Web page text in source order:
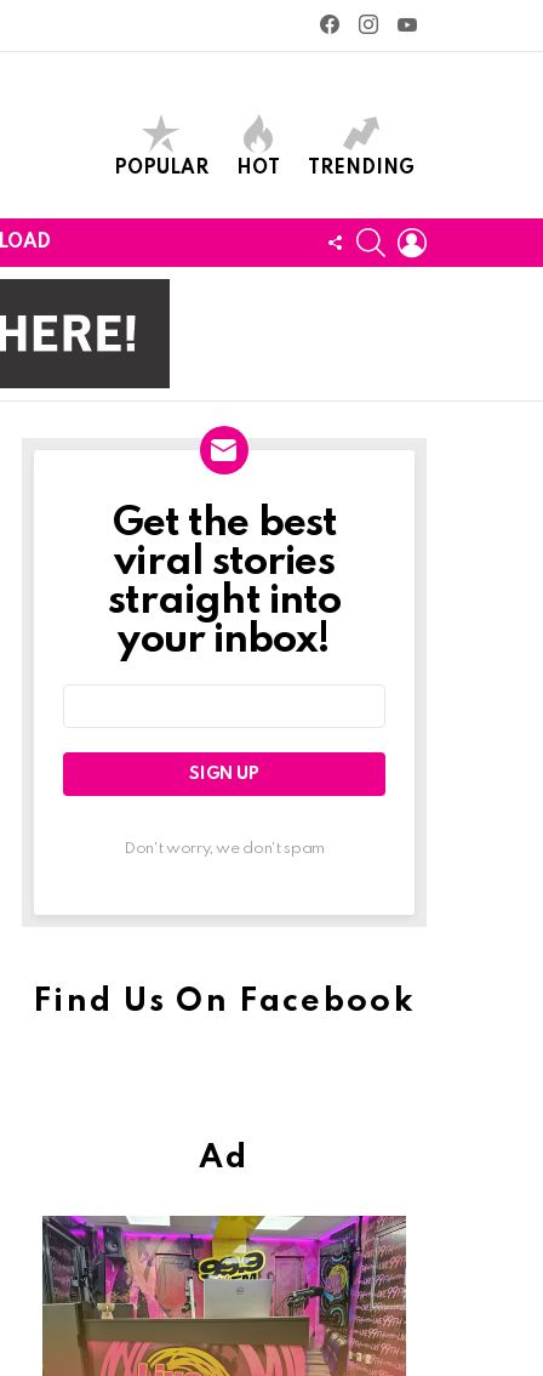
facebookinstagram
POPULAR HOT TRENDING
FOLLOWSEARCH
Newslett
Get the best
viral stories
straight into
your inbox!
Don't worry, we don't spam
Find Us On Facebook
Ad